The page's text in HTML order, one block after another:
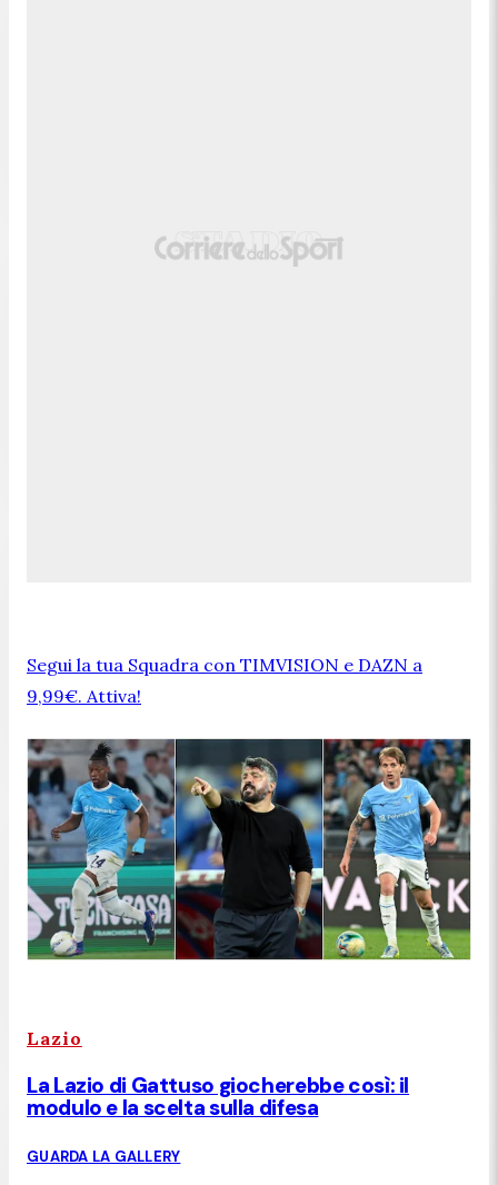
Segui la tua Squadra con TIMVISION e DAZN a
9,99€. Attiva!
Lazio
La Lazio di Gattuso giocherebbe così: il
modulo e la scelta sulla difesa
GUARDA LA GALLERY